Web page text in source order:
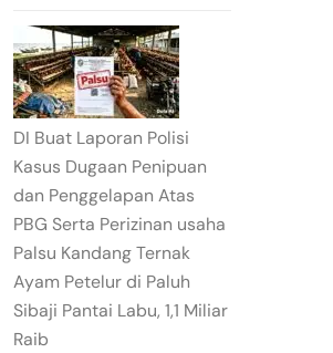
DI Buat Laporan Polisi
Kasus Dugaan Penipuan
dan Penggelapan Atas
PBG Serta Perizinan usaha
Palsu Kandang Ternak
Ayam Petelur di Paluh
Sibaji Pantai Labu, 1,1 Miliar
Raib